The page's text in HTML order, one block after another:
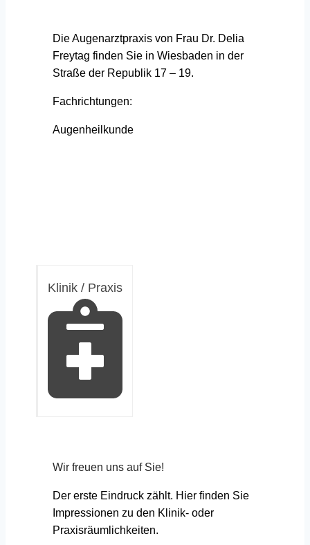
Die Augenarztpraxis von Frau Dr. Delia
Freytag finden Sie in Wiesbaden in der
Straße der Republik 17 – 19.
Fachrichtungen:
Augenheilkunde
Klinik / Praxis
Wir freuen uns auf Sie!
Der erste Eindruck zählt. Hier finden Sie
Impressionen zu den Klinik- oder
Praxisräumlichkeiten.